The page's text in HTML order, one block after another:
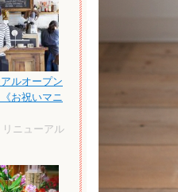
ルオープン
お祝いマニ
リニューアル